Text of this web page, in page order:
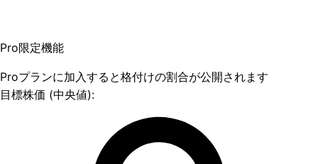
Pro限定機能
Proプランに加入すると格付けの割合が公開されます
目標株価 (中央値):